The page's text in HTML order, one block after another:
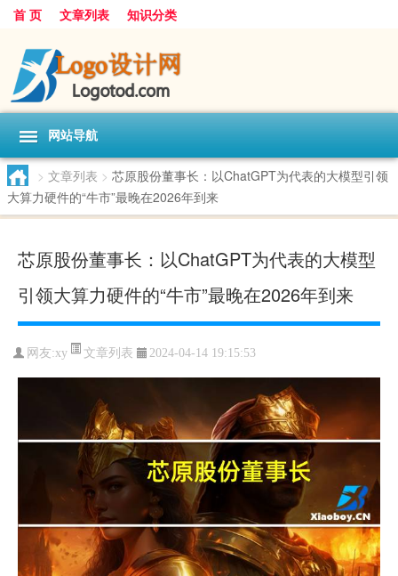
首 页 文章列表 知识分类
网站导航
> 文章列表 > 芯原股份董事长：以ChatGPT为代表的大模型引领
大算力硬件的“牛市”最晚在2026年到来
芯原股份董事长：以ChatGPT为代表的大模型
引领大算力硬件的“牛市”最晚在2026年到来
网友:xy 文章列表 2024-04-14 19:15:53